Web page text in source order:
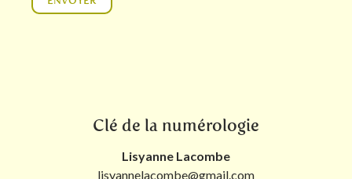
Clé de la numérologie
Lisyanne Lacombe
lisyannelacombe@gmail.com